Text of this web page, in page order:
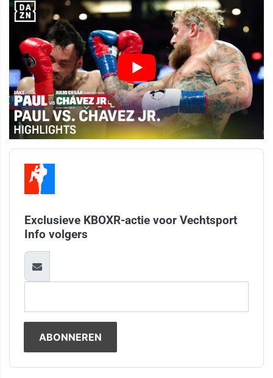
Exclusieve KBOXR-actie voor Vechtsport
Info volgers